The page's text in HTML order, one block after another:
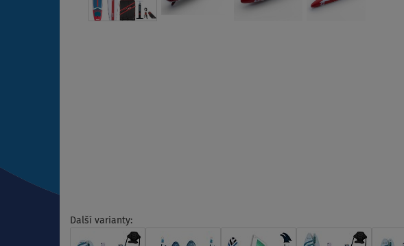
Další varianty: